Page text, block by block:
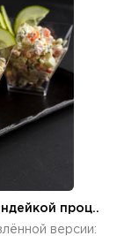
проц..
версии: